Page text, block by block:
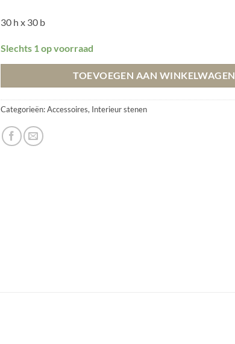
30 h x 30 b
Slechts 1 op voorraad
TOEVOEGEN AAN WINKELWAGEN
Categorieën:Accessoires, Interieur stenen